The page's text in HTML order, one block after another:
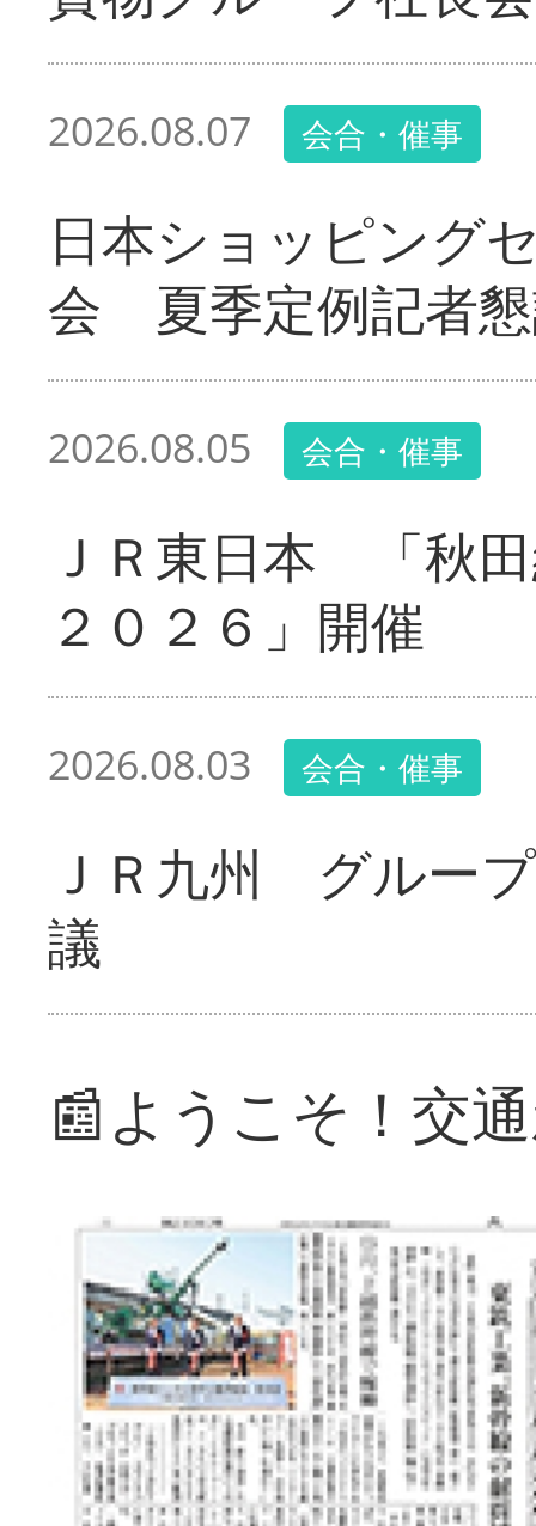
2026.08.07 会合・催事
日本ショッピング
会 夏季定例記者
2026.08.05 会合・催事
ＪＲ東日本 「秋
２０２６」開催
2026.08.03 会合・催事
ＪＲ九州 グルー
議
📰ようこそ！交